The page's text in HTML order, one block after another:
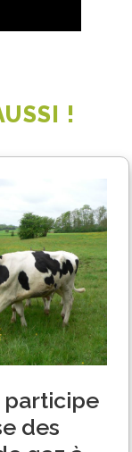
!
participe
des